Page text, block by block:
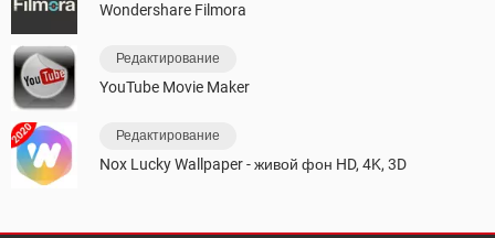
Wondershare Filmora
Редактирование
YouTube Movie Maker
Редактирование
Nox Lucky Wallpaper - живой фон HD, 4K, 3D